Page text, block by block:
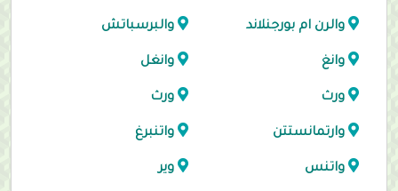
والرن ام بورجنلاند والبرسباتش
وانغ وانغل
ورث ورث
وارتمانستتن واتنبرغ
واتنس وير